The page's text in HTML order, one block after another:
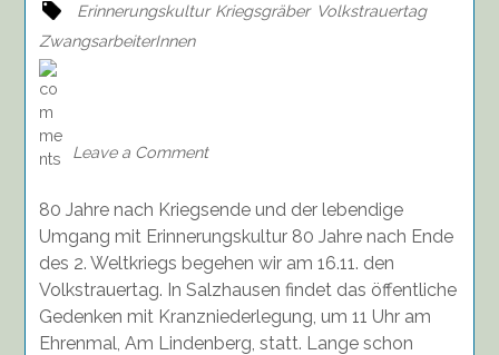
Erinnerungskultur Kriegsgräber Volkstrauertag
ZwangsarbeiterInnen
Leave a Comment
16.11.25
80 Jahre nach Kriegsende und der lebendige
Umgang mit Erinnerungskultur 80 Jahre nach Ende
des 2. Weltkriegs begehen wir am 16.11. den
Volkstrauertag. In Salzhausen findet das öffentliche
Gedenken mit Kranzniederlegung, um 11 Uhr am
Ehrenmal, Am Lindenberg, statt. Lange schon